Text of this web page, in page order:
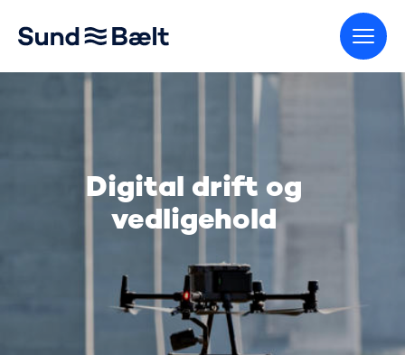
Digital drift og
vedligehold